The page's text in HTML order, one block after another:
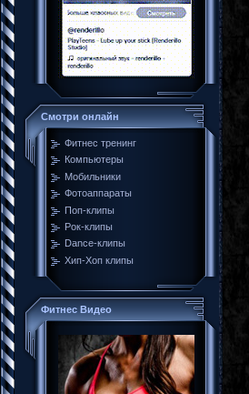
Смотри онлайн
Фитнес тренинг
Компьютеры
Мобильники
Фотоаппараты
Поп-клипы
Рок-клипы
Dance-клипы
Хип-Хоп клипы
Фитнес Видео